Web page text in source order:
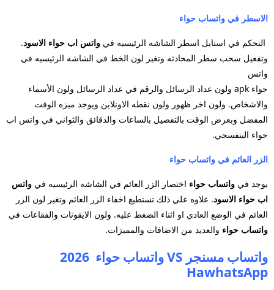
الاسطر في واتساب حواء
التحكم في استايل اسطر الشاشه الرئيسيه في واتس اب حواء الاسود.
وتفعيل سحب سطر المحادثه وتغير لون الخط في الشاشه الرئيسيه في
واتس
حواء apk ولون عداد الرسائل والرقم في عداد الرسائل ولون الأسماء
والاشخاص. ولون اخر ظهور ولون نقطه الاونلاين ويوجد ميزه الوقت
المفضل وبعرض الوقت بالتفصيل بالساعات والدقائق والثواني في واتس اب
حواء البنفسجي.
الزر العائم في واتساب حواء
يوجد في واتساب حواء اختصار الزر العائم في الشاشه الرئيسيه في واتس
اب حواء الاسود. علاوه علي ذلك تستطيع اخفاء الزر العائم وتغير لون الزر
العائم في الوضع العادي او اثناء الضغط عليه. ولون الايقونات والفقاعات في
واتساب حواء والعديد من الاضافات والمميزات.
واتساب مسنجر VS واتساب حواء 2026
HawhatsApp